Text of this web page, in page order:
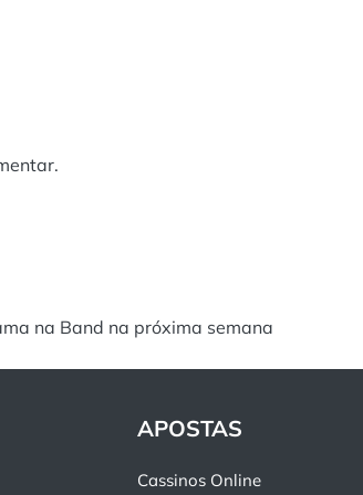
na Band na próxima semana
APOSTAS
Cassinos Online